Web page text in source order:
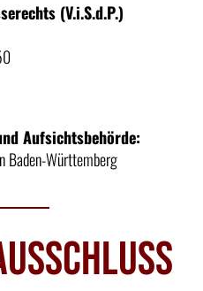
(V.i.S.d.P.)
Aufsichtsbehörde:
Baden-Württemberg